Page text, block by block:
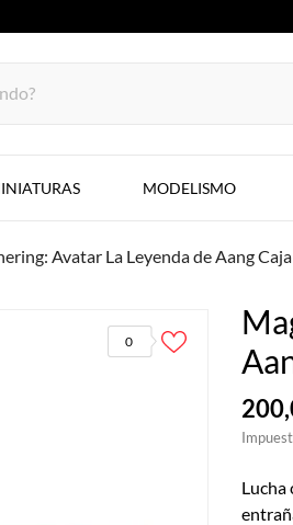
MODELISMO
Avatar La Leyenda de Aang
0
Lucha